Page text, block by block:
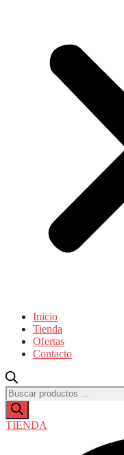
Inicio
Tienda
Ofertas
Contacto
Búsqueda
de
productos
TIENDA